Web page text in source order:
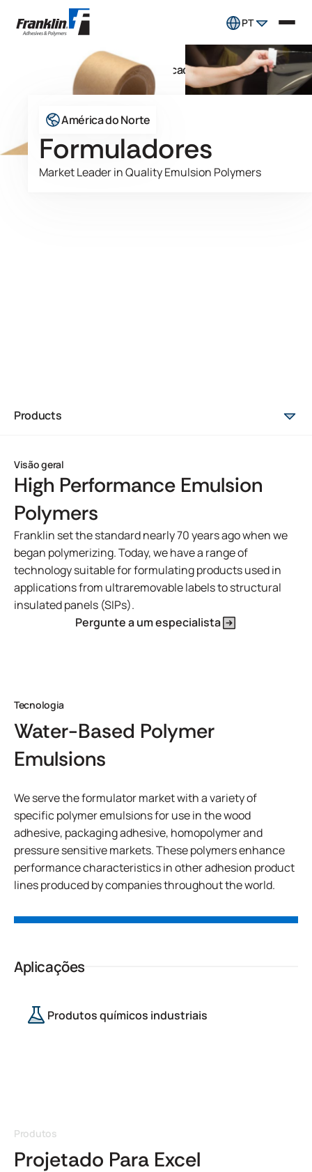
PT
Polímeros especiais Mercado Formuladores
América do Norte
Formuladores
Market Leader in Quality Emulsion Polymers
Products
Visão geral
High Performance Emulsion
Polymers
Franklin set the standard nearly 70 years ago when we
began polymerizing. Today, we have a range of
technology suitable for formulating products used in
applications from ultraremovable labels to structural
insulated panels (SIPs).
Pergunte a um especialista
Tecnologia
Water-Based Polymer
Emulsions
We serve the formulator market with a variety of
specific polymer emulsions for use in the wood
adhesive, packaging adhesive, homopolymer and
pressure sensitive markets. These polymers enhance
performance characteristics in other adhesion product
lines produced by companies throughout the world.
Aplicações
Produtos químicos industriais
Produtos
Projetado Para Excel